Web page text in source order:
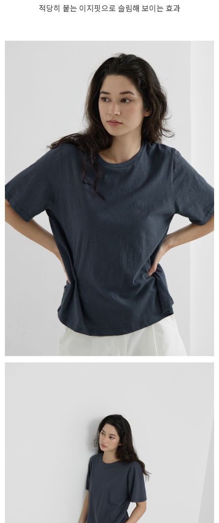
적당히 붙는 이지핏으로 슬림해 보이는 효과